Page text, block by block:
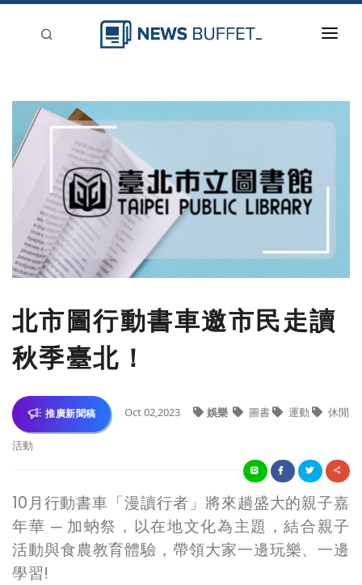
新聞稿分類
刊登
北市圖行動書車邀市民走讀
秋季臺北！
推廣新聞稿 Oct 02,2023 娛樂 圖書 運動 休閒
活動
10月行動書車「漫讀行者」將來趟盛大的親子嘉
年華 ─ 加蚋祭，以在地文化為主題，結合親子
活動與食農教育體驗，帶領大家一邊玩樂、一邊
學習!